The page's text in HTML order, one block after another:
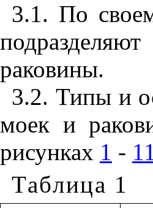
3.1. По
раковины.
3.2. Типы и
моек и
рисунках 1 - 11
Таблица 1